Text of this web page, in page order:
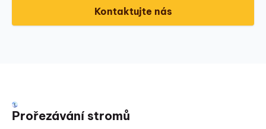
Kontaktujte nás
Prořezávání stromů